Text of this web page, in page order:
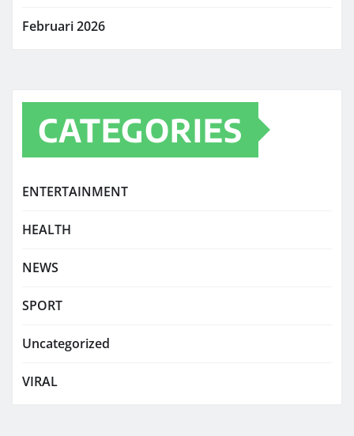
Februari 2026
CATEGORIES
ENTERTAINMENT
HEALTH
NEWS
SPORT
Uncategorized
VIRAL